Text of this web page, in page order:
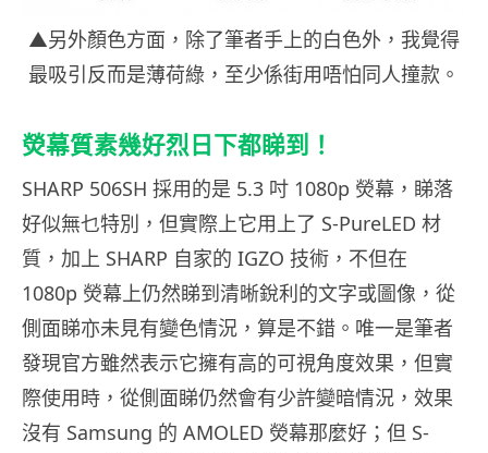
▲另外顏色方面，除了筆者手上的白色外，我覺得
最吸引反而是薄荷綠，至少係街用唔怕同人撞款。
熒幕質素幾好烈日下都睇到！
SHARP 506SH 採用的是 5.3 吋 1080p 熒幕，睇落
好似無乜特別，但實際上它用上了 S-PureLED 材
質，加上 SHARP 自家的 IGZO 技術，不但在
1080p 熒幕上仍然睇到清晰銳利的文字或圖像，從
側面睇亦未見有變色情況，算是不錯。唯一是筆者
發現官方雖然表示它擁有高的可視角度效果，但實
際使用時，從側面睇仍然會有少許變暗情況，效果
沒有 Samsung 的 AMOLED 熒幕那麼好；但 S-